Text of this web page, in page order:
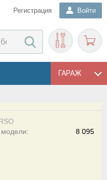
Регистрация Войти
ГАРАЖ
8 095